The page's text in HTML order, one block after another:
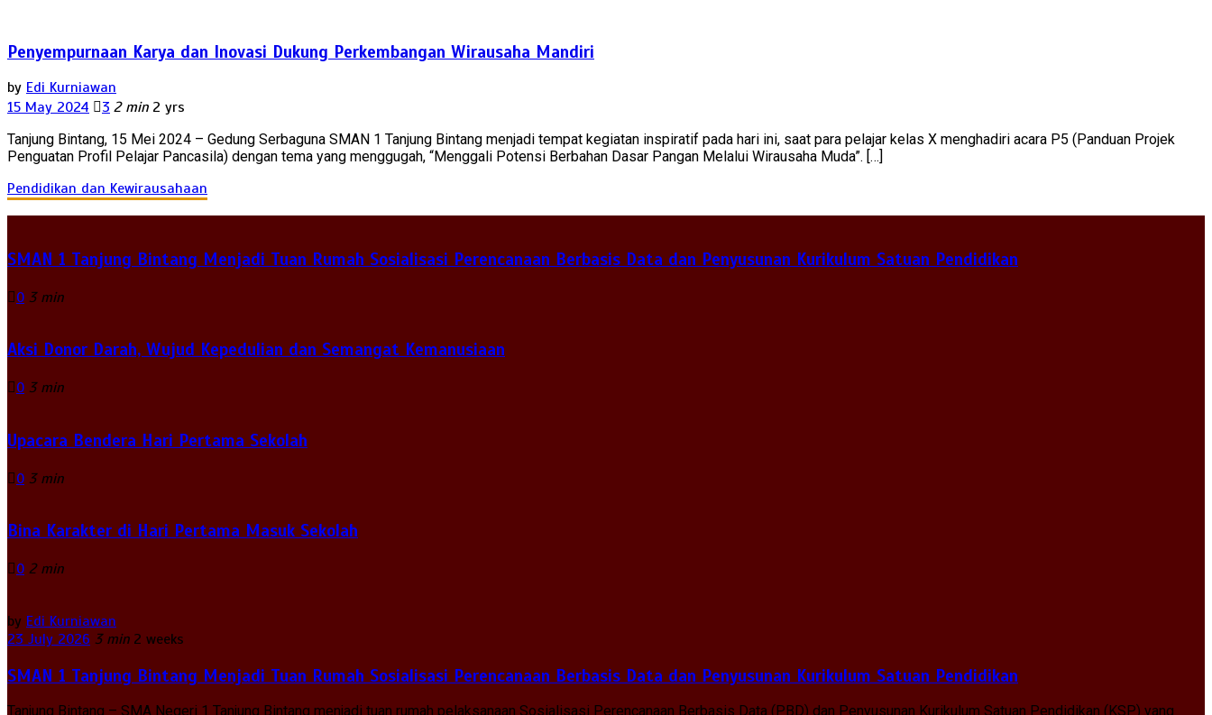
Penyempurnaan Karya dan Inovasi Dukung Perkembangan Wirausaha Mandiri
by Edi Kurniawan
15 May 2024
3 2 min 2 yrs
Tanjung Bintang, 15 Mei 2024 – Gedung Serbaguna SMAN 1 Tanjung Bintang menjadi tempat kegiatan inspiratif pada hari ini, saat para pelajar kelas X menghadiri acara P5 (Panduan Projek
Penguatan Profil Pelajar Pancasila) dengan tema yang menggugah, “Menggali Potensi Berbahan Dasar Pangan Melalui Wirausaha Muda”. […]
Pendidikan dan Kewirausahaan
SMAN 1 Tanjung Bintang Menjadi Tuan Rumah Sosialisasi Perencanaan Berbasis Data dan Penyusunan Kurikulum Satuan Pendidikan
0 3 min
Aksi Donor Darah, Wujud Kepedulian dan Semangat Kemanusiaan
0 3 min
Upacara Bendera Hari Pertama Sekolah
0 3 min
Bina Karakter di Hari Pertama Masuk Sekolah
0 2 min
by Edi Kurniawan
23 July 2026 3 min 2 weeks
SMAN 1 Tanjung Bintang Menjadi Tuan Rumah Sosialisasi Perencanaan Berbasis Data dan Penyusunan Kurikulum Satuan Pendidikan
Tanjung Bintang – SMA Negeri 1 Tanjung Bintang menjadi tuan rumah pelaksanaan Sosialisasi Perencanaan Berbasis Data (PBD) dan Penyusunan Kurikulum Satuan Pendidikan (KSP) yang